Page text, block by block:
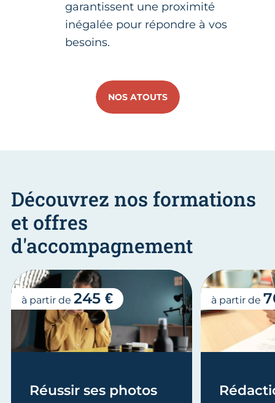
garantissent une proximité
inégalée pour répondre à vos
besoins.
NOS ATOUTS
Découvrez nos formations
et offres
d'accompagnement
Réussir ses photos
à partir de 245 € à partir de